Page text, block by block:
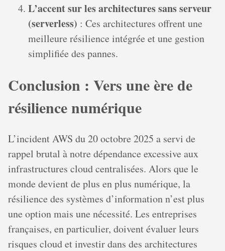
L’accent sur les architectures sans serveur
(serverless) : Ces architectures offrent une
meilleure résilience intégrée et une gestion
simplifiée des pannes.
Conclusion : Vers une ère de
résilience numérique
L’incident AWS du 20 octobre 2025 a servi de
rappel brutal à notre dépendance excessive aux
infrastructures cloud centralisées. Alors que le
monde devient de plus en plus numérique, la
résilience des systèmes d’information n’est plus
une option mais une nécessité. Les entreprises
françaises, en particulier, doivent évaluer leurs
risques cloud et investir dans des architectures